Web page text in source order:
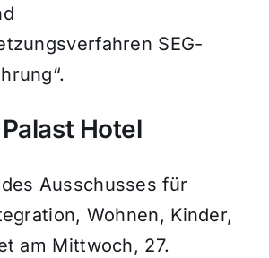
SEG-
Hotel
Ausschusses für
Wohnen, Kinder,
am Mittwoch, 27.